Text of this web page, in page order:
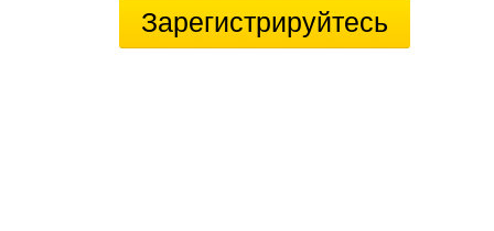
Зарегистрируйтесь